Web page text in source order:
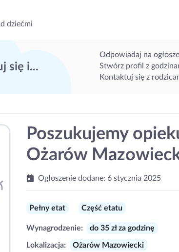
dziećmi
się i...
Odpowiadaj na
Stwórz profil z
Kontaktuj się z
Poszukujemy
Ożarów
Ogłoszenie dodane: 6 stycznia 2025
Pełny etat Część etatu
Wynagrodzenie: do 35 zł za godzinę
Lokalizacja: Ożarów Mazowiecki